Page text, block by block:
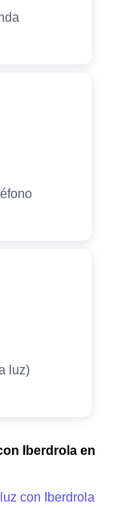
Iberdrola en
con Iberdrola